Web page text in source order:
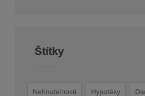
Štítky
Nehnuteľnosti Hypotéky